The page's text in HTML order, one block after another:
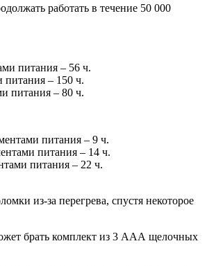
работать в течение 50 000
питания – 56 ч.
питания – 150 ч.
питания – 80 ч.
питания – 9 ч.
питания – 14 ч.
питания – 22 ч.
из-за перегрева, спустя некоторое
брать комплект из 3 ААА щелочных